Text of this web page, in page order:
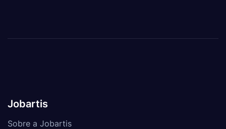
Jobartis
Sobre a Jobartis